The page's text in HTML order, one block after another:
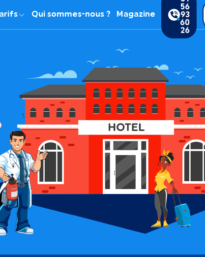
Qui sommes-nous ? Magazine
56
93
60
26